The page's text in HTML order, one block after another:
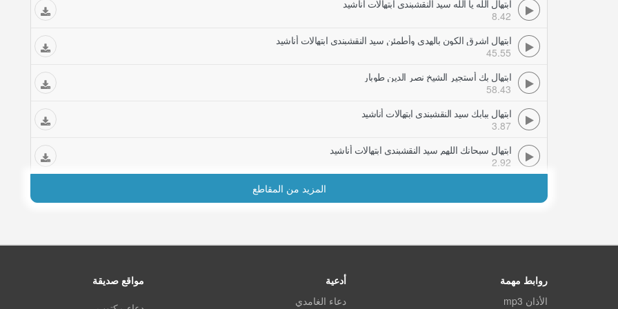
ابتهال الله يا الله سيد النقشبندي ابتهالات أناشيد
8.42
ابتهال اشرق الكون بالهدى وأطمئن سيد النقشبندي ابتهالات أناشيد
45.55
ابتهال بك أستجير الشيخ نصر الدين طوبار
58.43
ابتهال ببابك سيد النقشبندي ابتهالات أناشيد
3.87
ابتهال سبحانك اللهم سيد النقشبندي ابتهالات أناشيد
2.92
المزيد من المقاطع
روابط مهمة
الأذان mp3
أدعية
دعاء الغامدي
مواقع صديقة